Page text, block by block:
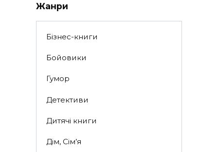
Жанри
Бізнес-книги
Бойовики
Гумор
Детективи
Дитячі книги
Дім, Сім’я